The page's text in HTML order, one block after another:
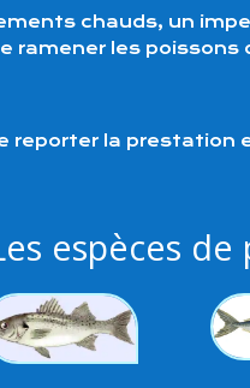
chauds, un
ramener les poissons
reporter la prestation
espèces de